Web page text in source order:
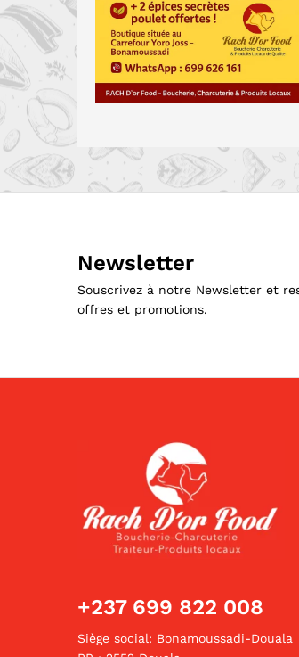
Newsletter
Souscrivez à notre Newsletter et
offres et promotions.
+237 699 822 008
Siège social: Bonamoussadi-Douala